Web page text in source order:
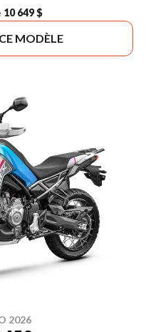
10 649 $
MODÈLE
2026